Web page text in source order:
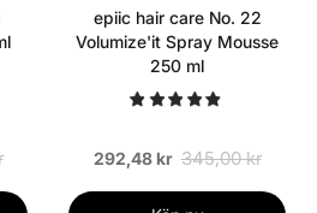
epiic hair care No. 22
Volumize'it Spray Mousse
250 ml
292,48 kr 345,00 kr